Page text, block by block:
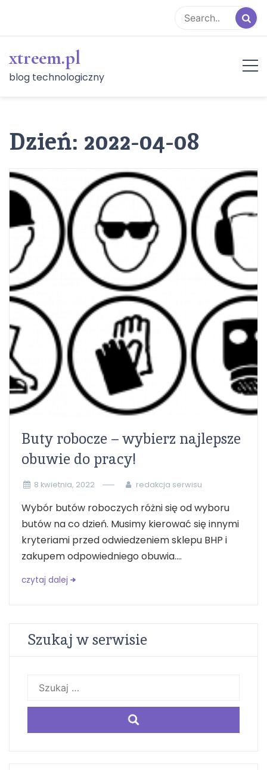
content
xtreem.pl
blog technologiczny
Dzień: 2022-04-08
Buty robocze – wybierz najlepsze
obuwie do pracy!
8 kwietnia, 2022 redakcja serwisu
Wybór butów roboczych różni się od wyboru
butów na co dzień. Musimy kierować się innymi
kryteriami przed odwiedzeniem sklepu BHP i
zakupem odpowiedniego obuwia....
czytaj dalej
Szukaj w serwisie
Szukaj: